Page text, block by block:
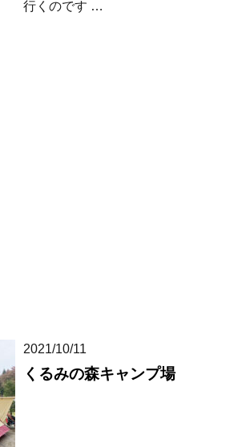
行くのです …
2021/10/11
くるみの森キャンプ場